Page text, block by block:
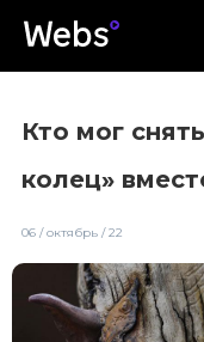
Кто мог
колец»
06 / октябрь / 22